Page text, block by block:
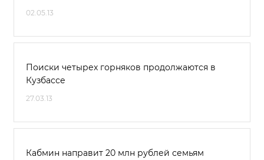
02.05.13
Поиски четырех горняков продолжаются в
Кузбассе
27.03.13
Кабмин направит 20 млн рублей семьям